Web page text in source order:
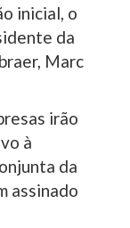
inicial, o
da
Marc
irão
à
da
assinado